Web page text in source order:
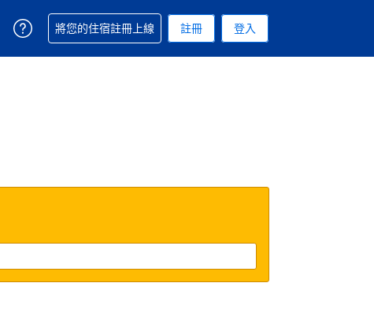
別. 您現在所使用的幣別為美元
使用的語言. 您目前所選的語言是繁體中文
取得訂單相關協助
將您的住宿註冊上線 註冊 登入